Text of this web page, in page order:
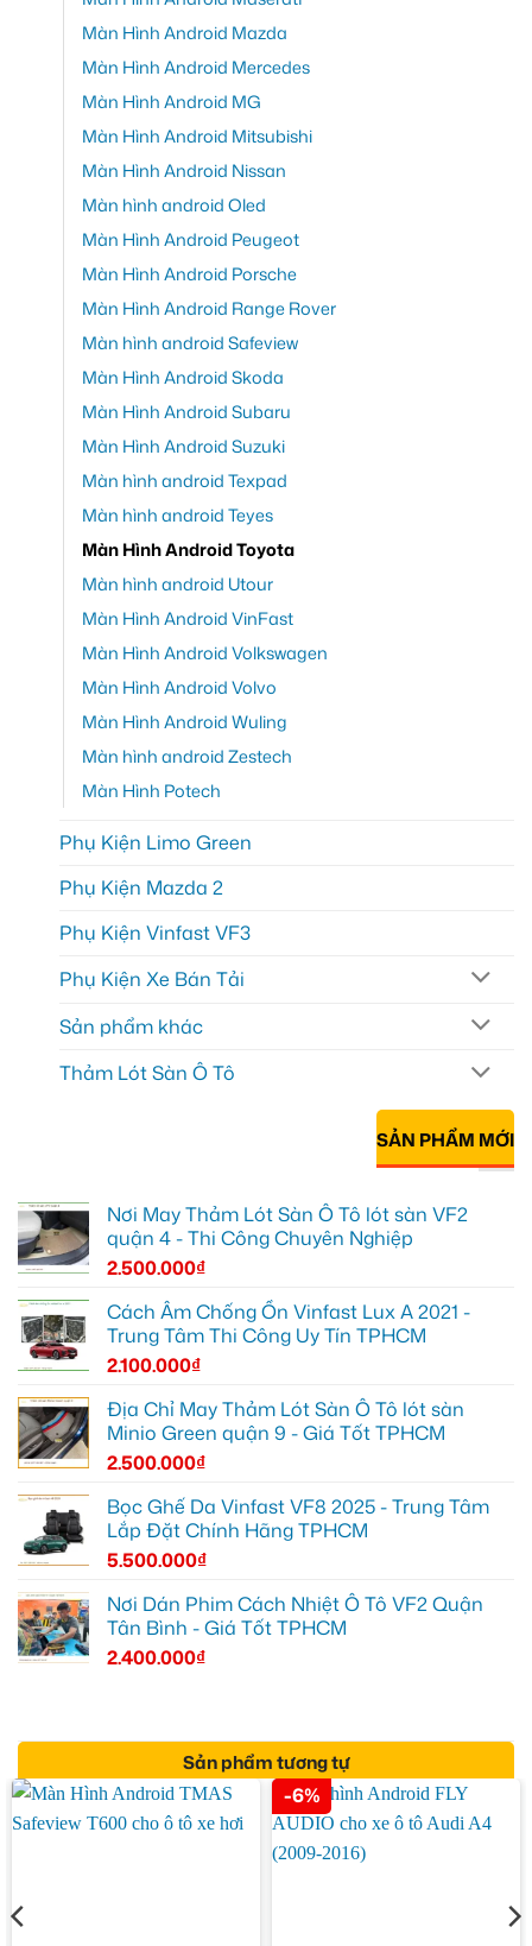
Màn Hình Android Mazda
Màn Hình Android Mercedes
Màn Hình Android MG
Màn Hình Android Mitsubishi
Màn Hình Android Nissan
Màn hình android Oled
Màn Hình Android Peugeot
Màn Hình Android Porsche
Màn Hình Android Range Rover
Màn hình android Safeview
Màn Hình Android Skoda
Màn Hình Android Subaru
Màn Hình Android Suzuki
Màn hình android Texpad
Màn hình android Teyes
Màn Hình Android Toyota
Màn hình android Utour
Màn Hình Android VinFast
Màn Hình Android Volkswagen
Màn Hình Android Volvo
Màn Hình Android Wuling
Màn hình android Zestech
Màn Hình Potech
Phụ Kiện Limo Green
Phụ Kiện Mazda 2
Phụ Kiện Vinfast VF3
Phụ Kiện Xe Bán Tải
Sản phẩm khác
Thảm Lót Sàn Ô Tô
SẢN PHẨM MỚI
Nơi May Thảm Lót Sàn Ô Tô lót sàn VF2
quận 4 - Thi Công Chuyên Nghiệp
2.500.000₫
Cách Âm Chống Ồn Vinfast Lux A 2021 -
Trung Tâm Thi Công Uy Tín TPHCM
2.100.000₫
Địa Chỉ May Thảm Lót Sàn Ô Tô lót sàn
Minio Green quận 9 - Giá Tốt TPHCM
2.500.000₫
Bọc Ghế Da Vinfast VF8 2025 - Trung Tâm
Lắp Đặt Chính Hãng TPHCM
5.500.000₫
Nơi Dán Phim Cách Nhiệt Ô Tô VF2 Quận
Tân Bình - Giá Tốt TPHCM
2.400.000₫
Sản phẩm tương tự
-6%